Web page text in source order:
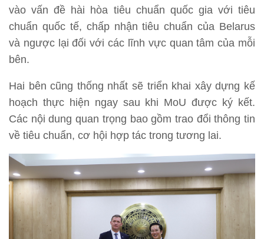
vào vấn đề hài hòa tiêu chuẩn quốc gia với tiêu
chuẩn quốc tế, chấp nhận tiêu chuẩn của Belarus
và ngược lại đối với các lĩnh vực quan tâm của mỗi
bên.
Hai bên cũng thống nhất sẽ triển khai xây dựng kế
hoạch thực hiện ngay sau khi MoU được ký kết.
Các nội dung quan trọng bao gồm trao đổi thông tin
về tiêu chuẩn, cơ hội hợp tác trong tương lai.